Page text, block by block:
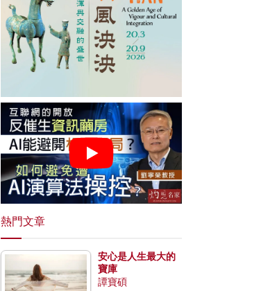
熱門文章
安心是人生最大的
寶庫
譚寶碩